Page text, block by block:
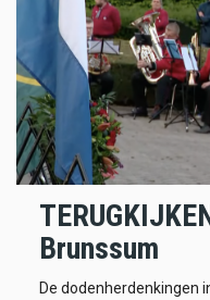
Brunssum
De dodenherdenkingen